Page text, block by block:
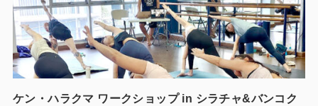
ケン・ハラクマ ワークショップ in シラチャ&バンコク